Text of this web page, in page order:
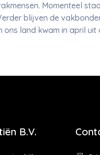
Momenteel
blijven de
ons land kwam in april
B.V.